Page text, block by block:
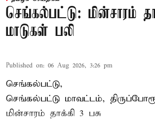
செங்கல்பட்டு: மின்சாரம்
மாடுகள் பலி
Published on: 06 Aug 2026, 3:26 pm
செங்கல்பட்டு,
செங்கல்பட்டு மாவட்டம்,
மின்சாரம் தாக்கி 3 பசு